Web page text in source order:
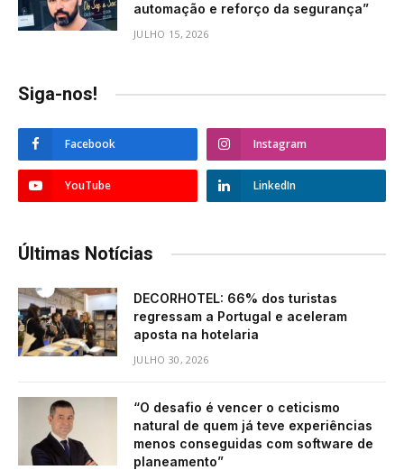
automação e reforço da segurança”
JULHO 15, 2026
Siga-nos!
Facebook Instagram
YouTube LinkedIn
Últimas Notícias
DECORHOTEL: 66% dos turistas
regressam a Portugal e aceleram
aposta na hotelaria
JULHO 30, 2026
“O desafio é vencer o ceticismo
natural de quem já teve experiências
menos conseguidas com software de
planeamento”